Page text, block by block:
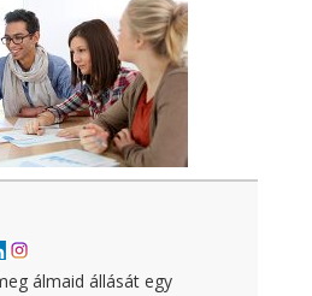
álmaid állását egy